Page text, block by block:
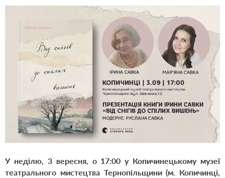
У неділю, 3 вересня, о 17:00 у Копичинецькому музеї
театрального мистецтва Тернопільщини (м. Копичинці,